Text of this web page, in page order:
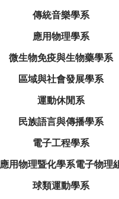
傳統音樂學系
應用物理學系
微生物免疫與生物藥學系
區域與社會發展學系
運動休閒系
民族語言與傳播學系
電子工程學系
應用物理暨化學系電子物理
球類運動學系